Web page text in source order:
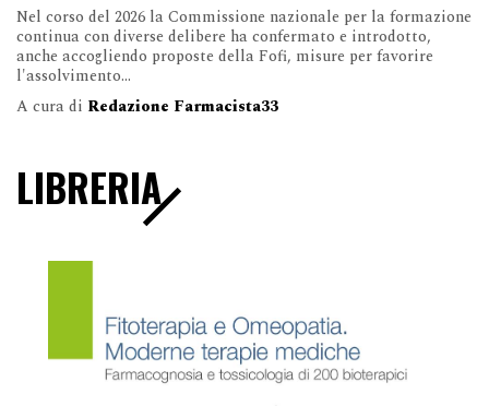
Nel corso del 2026 la Commissione nazionale per la formazione
continua con diverse delibere ha confermato e introdotto,
anche accogliendo proposte della Fofi, misure per favorire
l'assolvimento...
A cura di Redazione Farmacista33
LIBRERIA